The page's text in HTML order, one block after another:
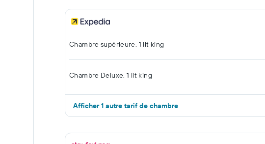
Chambre supérieure, 1 lit king
Chambre Deluxe, 1 lit king
Afficher 1 autre tarif de chambre